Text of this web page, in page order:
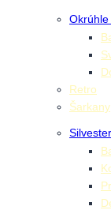
Retro
Šarkany
Silvester